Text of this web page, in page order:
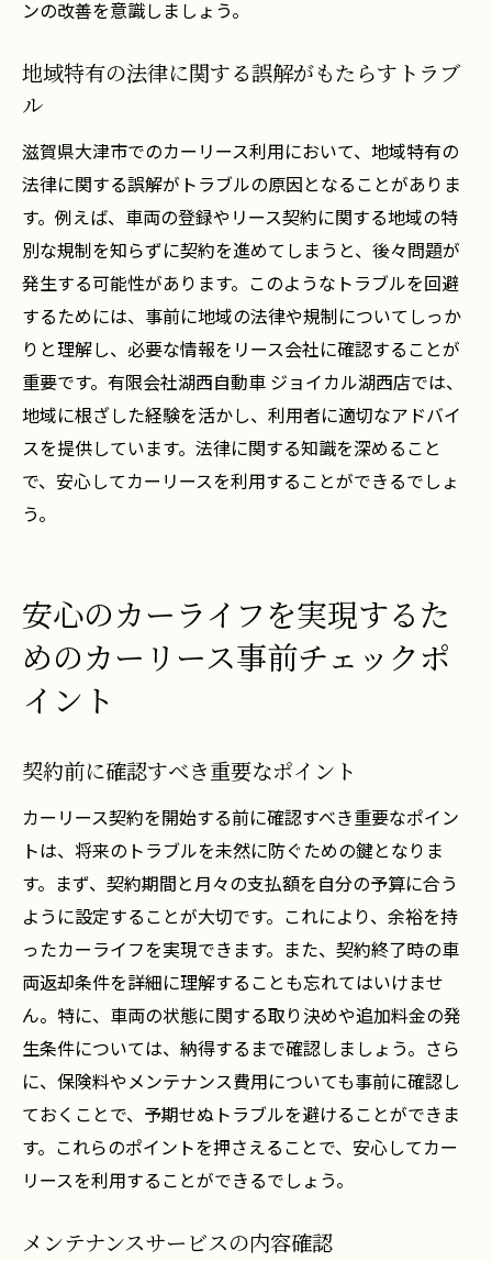
専門家の知識を活かした防止対策
ンの改善を意識しましょう。
地域特有の法律に関する誤解がもたらすトラブ
ル
滋賀県大津市でのカーリース利用において、地域特有の
法律に関する誤解がトラブルの原因となることがありま
す。例えば、車両の登録やリース契約に関する地域の特
別な規制を知らずに契約を進めてしまうと、後々問題が
発生する可能性があります。このようなトラブルを回避
するためには、事前に地域の法律や規制についてしっか
りと理解し、必要な情報をリース会社に確認することが
重要です。有限会社湖西自動車 ジョイカル湖西店では、
地域に根ざした経験を活かし、利用者に適切なアドバイ
スを提供しています。法律に関する知識を深めること
で、安心してカーリースを利用することができるでしょ
う。
安心のカーライフを実現するた
めのカーリース事前チェックポ
イント
契約前に確認すべき重要なポイント
カーリース契約を開始する前に確認すべき重要なポイン
トは、将来のトラブルを未然に防ぐための鍵となりま
す。まず、契約期間と月々の支払額を自分の予算に合う
ように設定することが大切です。これにより、余裕を持
ったカーライフを実現できます。また、契約終了時の車
両返却条件を詳細に理解することも忘れてはいけませ
ん。特に、車両の状態に関する取り決めや追加料金の発
生条件については、納得するまで確認しましょう。さら
に、保険料やメンテナンス費用についても事前に確認し
ておくことで、予期せぬトラブルを避けることができま
す。これらのポイントを押さえることで、安心してカー
リースを利用することができるでしょう。
メンテナンスサービスの内容確認